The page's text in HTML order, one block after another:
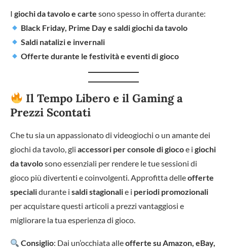
I giochi da tavolo e carte sono spesso in offerta durante:
Black Friday, Prime Day e saldi giochi da tavolo
Saldi natalizi e invernali
Offerte durante le festività e eventi di gioco
Il Tempo Libero e il Gaming a
Prezzi Scontati
Che tu sia un appassionato di videogiochi o un amante dei
giochi da tavolo, gli accessori per console di giocoe i giochi
da tavolosono essenziali per rendere le tue sessioni di
gioco più divertenti e coinvolgenti. Approfitta delleofferte
specialidurante i saldi stagionalie i periodi promozionali
per acquistare questi articoli a prezzi vantaggiosi e
migliorare la tua esperienza di gioco.
Consiglio: Dai un’occhiata alleofferte su Amazon, eBay,